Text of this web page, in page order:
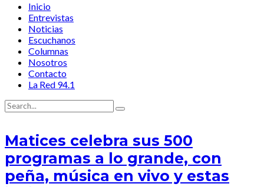
Inicio
Entrevistas
Noticias
Escuchanos
Columnas
Nosotros
Contacto
La Red 94.1
Matices celebra sus 500
programas a lo grande, con
peña, música en vivo y estas